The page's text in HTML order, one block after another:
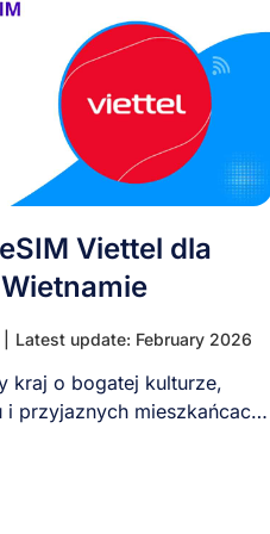
Viettel dla
Latest update: February 2026
kraj o bogatej kulturze,
i przyjaznych mieszkańcach.